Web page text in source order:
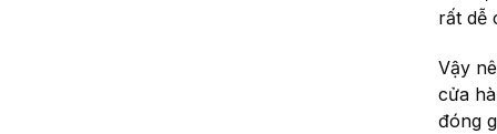
rất dễ
Vậy
cửa
đóng